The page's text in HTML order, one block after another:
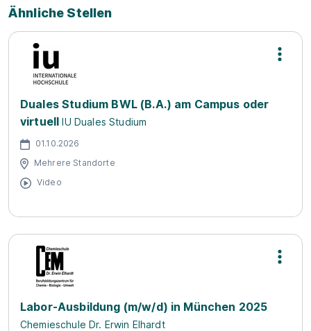
Ähnliche Stellen
Duales Studium BWL (B.A.) am Campus oder
virtuell IU Duales Studium
01.10.2026
Mehrere Standorte
Video
Labor-Ausbildung (m/w/d) in München 2025
Chemieschule Dr. Erwin Elhardt